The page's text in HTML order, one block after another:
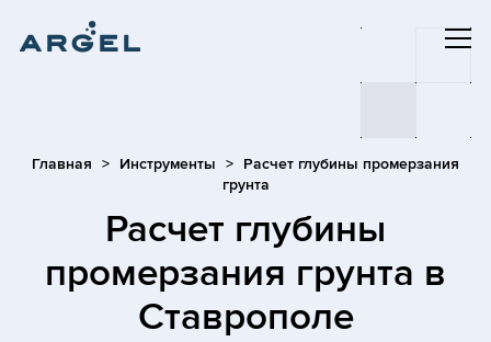
Главная Инструменты
Расчет глубины промерзания
грунта
Расчет глубины
промерзания грунта в
Ставрополе